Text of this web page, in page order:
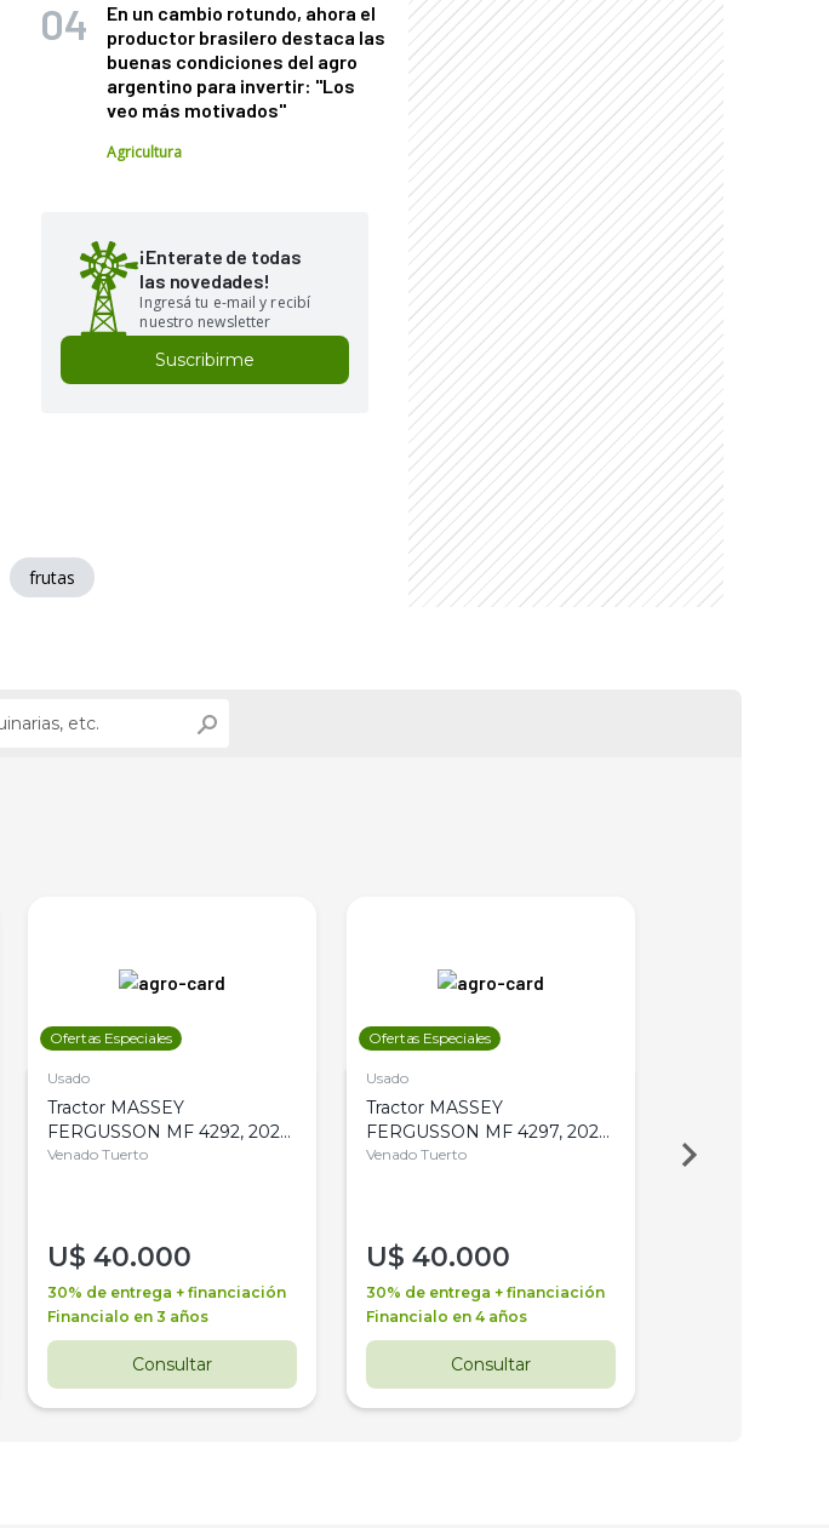
En un cambio rotundo, ahora el
productor brasilero destaca las
buenas condiciones del agro
argentino para invertir: "Los
veo más motivados"
Agricultura
¡Enterate de todas
las novedades!
Ingresá tu e-mail y recibí
nuestro newsletter
Suscribirme
frutas
Ofertas Especiales
Usado
Tractor MASSEY
FERGUSSON MF 4292, 2020,
4WD, PATON
Venado Tuerto
U$ 40.000
30% de entrega + financiación
Financialo en 3 años
Consultar
Ofertas Especiales
Usado
Tractor MASSEY
FERGUSSON MF 4297, 2020,
4WD, PATON
Venado Tuerto
U$ 40.000
30% de entrega + financiación
Financialo en 4 años
Consultar
Venado Tuerto